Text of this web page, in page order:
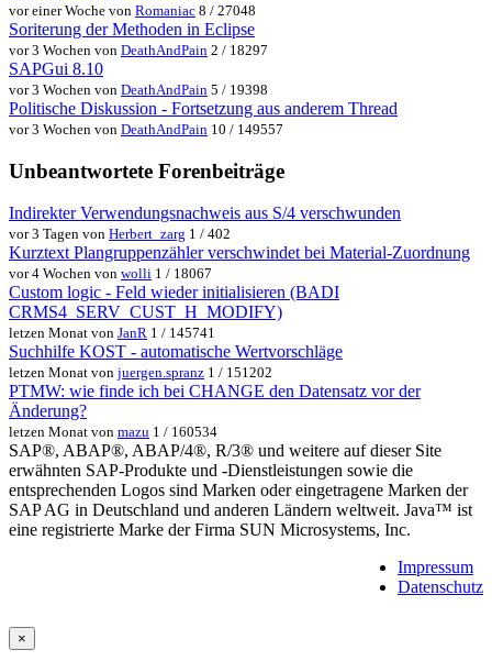
vor einer Woche von Romaniac 8 / 27048
Soriterung der Methoden in Eclipse
vor 3 Wochen von DeathAndPain 2 / 18297
SAPGui 8.10
vor 3 Wochen von DeathAndPain 5 / 19398
Politische Diskussion - Fortsetzung aus anderem Thread
vor 3 Wochen von DeathAndPain 10 / 149557
Unbeantwortete Forenbeiträge
Indirekter Verwendungsnachweis aus S/4 verschwunden
vor 3 Tagen von Herbert_zarg 1 / 402
Kurztext Plangruppenzähler verschwindet bei Material-Zuordnung
vor 4 Wochen von wolli 1 / 18067
Custom logic - Feld wieder initialisieren (BADI
CRMS4_SERV_CUST_H_MODIFY)
letzen Monat von JanR 1 / 145741
Suchhilfe KOST - automatische Wertvorschläge
letzen Monat von juergen.spranz 1 / 151202
PTMW: wie finde ich bei CHANGE den Datensatz vor der
Änderung?
letzen Monat von mazu 1 / 160534
SAP®, ABAP®, ABAP/4®, R/3® und weitere auf dieser Site
erwähnten SAP-Produkte und -Dienstleistungen sowie die
entsprechenden Logos sind Marken oder eingetragene Marken der
SAP AG in Deutschland und anderen Ländern weltweit. Java™ ist
eine registrierte Marke der Firma SUN Microsystems, Inc.
Impressum
Datenschutz
×